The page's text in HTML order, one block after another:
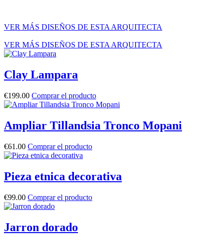
VER MÁS DISEÑOS DE ESTA ARQUITECTA
VER MÁS DISEÑOS DE ESTA ARQUITECTA
Clay Lampara
€199.00 Comprar el producto
Ampliar Tillandsia Tronco Mopani
€61.00 Comprar el producto
Pieza etnica decorativa
€99.00 Comprar el producto
Jarron dorado